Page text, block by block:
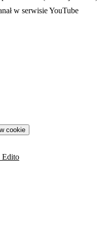
karcie
w serwisie YouTube
cookie
Edito